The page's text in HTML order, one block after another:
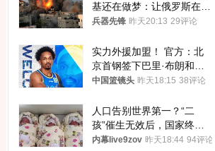
基还在做梦：让俄罗斯在冬
季前求和？
兵器先锋 昨天20:13 29评论
实力外援加盟！ 官方：北
京首钢签下巴里·布朗和桑
普森
中国篮镜头 昨天18:15 38评论
人口告别世界第一？“二
孩”催生无效后，国家终于
向住房出手了！
内幕live9zov 昨天18:44 94评论